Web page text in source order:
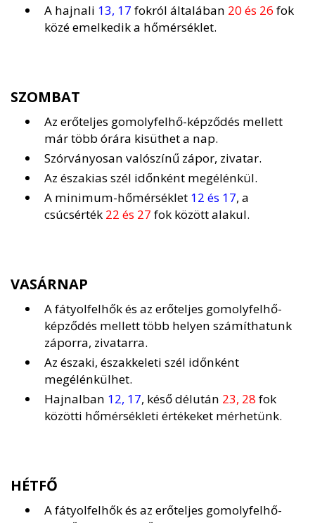
A hajnali 13, 17 fokról általában 20 és 26 fok
közé emelkedik a hőmérséklet.
SZOMBAT
Az erőteljes gomolyfelhő-képződés mellett
már több órára kisüthet a nap.
Szórványosan valószínű zápor, zivatar.
Az északias szél időnként megélénkül.
A minimum-hőmérséklet 12 és 17, a
csúcsérték 22 és 27 fok között alakul.
VASÁRNAP
A fátyolfelhők és az erőteljes gomolyfelhő-
képződés mellett több helyen számíthatunk
záporra, zivatarra.
Az északi, északkeleti szél időnként
megélénkülhet.
Hajnalban 12, 17, késő délután 23, 28 fok
közötti hőmérsékleti értékeket mérhetünk.
HÉTFŐ
A fátyolfelhők és az erőteljes gomolyfelhő-